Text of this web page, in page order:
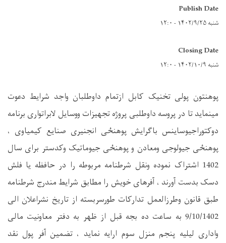
Publish Date
شنبه ۱۴۰۲/۹/۲۵ - ۱۲:۰
Closing Date
شنبه ۱۴۰۲/۱۰/۹ - ۱۲:۰
پوهنتون پولی تخنیک کابل ازتمام داوطلبان واجد شرایط دعوت
مینماید تا در پروسه داوطلبی پروژه تجهیزات ووسایل لابراتواری برنامه
دوکتوراجیوساینس باگرایش پوهنځی انجنیری صنایع کیمیاوی ،
پوهنځی جیولوجی ومعادن و پوهنځی جیوماتیک وکدستر برای سال
1402 اشتراک نموده ونقل شرطنامه مربوطه را در حافظه یا فلش
دسک بدست آورند ، آفرهای خویش را مطابق شرایط مندرج شرطنامه
طبق قانون وطرزالعمل تدارکات طورسربسته از تاریخ نشراعلان الی
9/10/1402 به ساعت ده بجه قبل از ظهر به دفتر معاونیت مالی
واداری لیلیه پنجم منزل سوم ارایه نماید ، تضمین آفر پول نقد